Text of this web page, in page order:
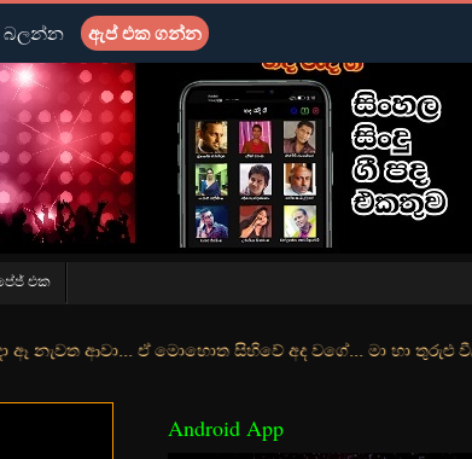
පේජ් එක
ඒ මොහොත සිහිවේ අද වගේ... මා හා තුරුළු වීලා
Android App
බලන්න ඇප් එක ගන්න